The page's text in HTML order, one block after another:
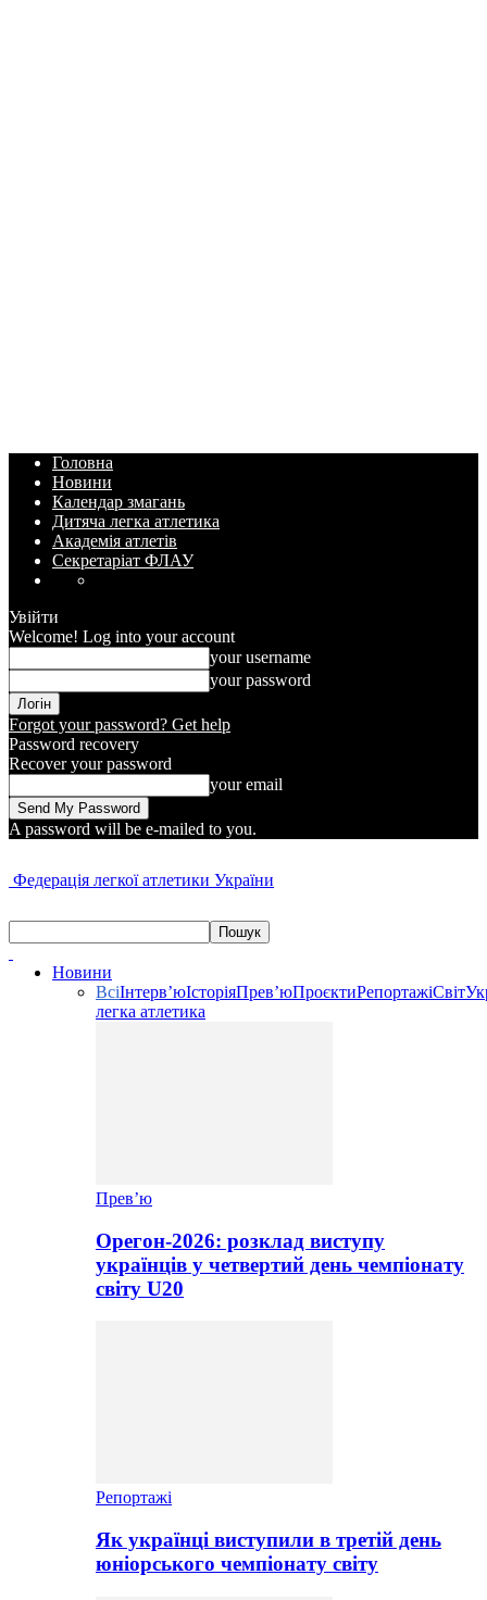
Головна
Новини
Календар змагань
Дитяча легка атлетика
Академія атлетів
Секретаріат ФЛАУ
Увійти
Welcome! Log into your account
your username
your password
Forgot your password? Get help
Password recovery
Recover your password
your email
A password will be e-mailed to you.
Федерація легкої атлетики України
Новини
ВсіІнтерв’юІсторіяПрев’юПроєктиРепортажіСвіт
легка атлетика
Прев’ю
Орегон-2026: розклад виступу
українців у четвертий день чемпіонату
світу U20
Репортажі
Як українці виступили в третій день
юніорського чемпіонату світу